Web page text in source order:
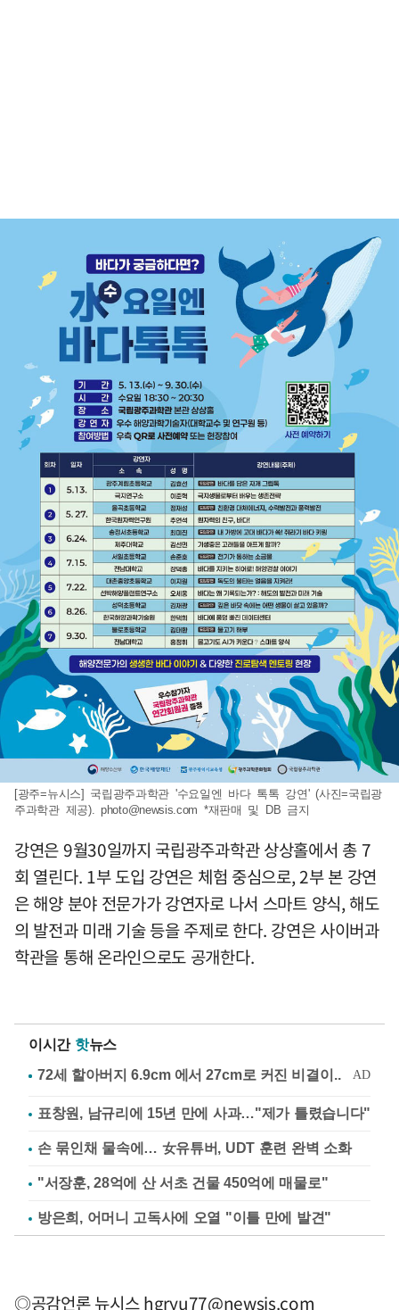
[광주=뉴시스] 국립광주과학관 '수요일엔 바다 톡톡 강연' (사진=국립광
주과학관 제공). photo@newsis.com *재판매 및 DB 금지
강연은 9월30일까지 국립광주과학관 상상홀에서 총 7
회 열린다. 1부 도입 강연은 체험 중심으로, 2부 본 강연
은 해양 분야 전문가가 강연자로 나서 스마트 양식, 해도
의 발전과 미래 기술 등을 주제로 한다. 강연은 사이버과
학관을 통해 온라인으로도 공개한다.
이시간 핫뉴스
표창원, 남규리에 15년 만에 사과…"제가 틀렸습니다"
손 묶인채 물속에… 女유튜버, UDT 훈련 완벽 소화
"서장훈, 28억에 산 서초 건물 450억에 매물로"
방은희, 어머니 고독사에 오열 "이틀 만에 발견"
◎공감언론 뉴시스hgryu77@newsis.com